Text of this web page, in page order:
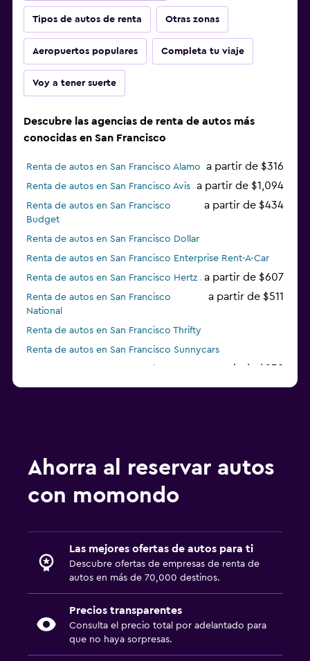
Tipos de autos de renta Otras zonas
Aeropuertos populares Completa tu viaje
Voy a tener suerte
Descubre las agencias de renta de autos más
conocidas en San Francisco
Renta de autos en San Francisco Alamo a partir de $316
Renta de autos en San Francisco Avis a partir de $1,094
Renta de autos en San Francisco
Budget
a partir de $434
Renta de autos en San Francisco Dollar
Renta de autos en San Francisco Enterprise Rent-A-Car
Renta de autos en San Francisco Hertz
a partir de $607
Renta de autos en San Francisco
National
a partir de $511
Renta de autos en San Francisco Thrifty
Renta de autos en San Francisco Sunnycars
a partir de $938
Ahorra al reservar autos
con momondo
Las mejores ofertas de autos para ti
Descubre ofertas de empresas de renta de
autos en más de 70,000 destinos.
Precios transparentes
Consulta el precio total por adelantado para
que no haya sorpresas.